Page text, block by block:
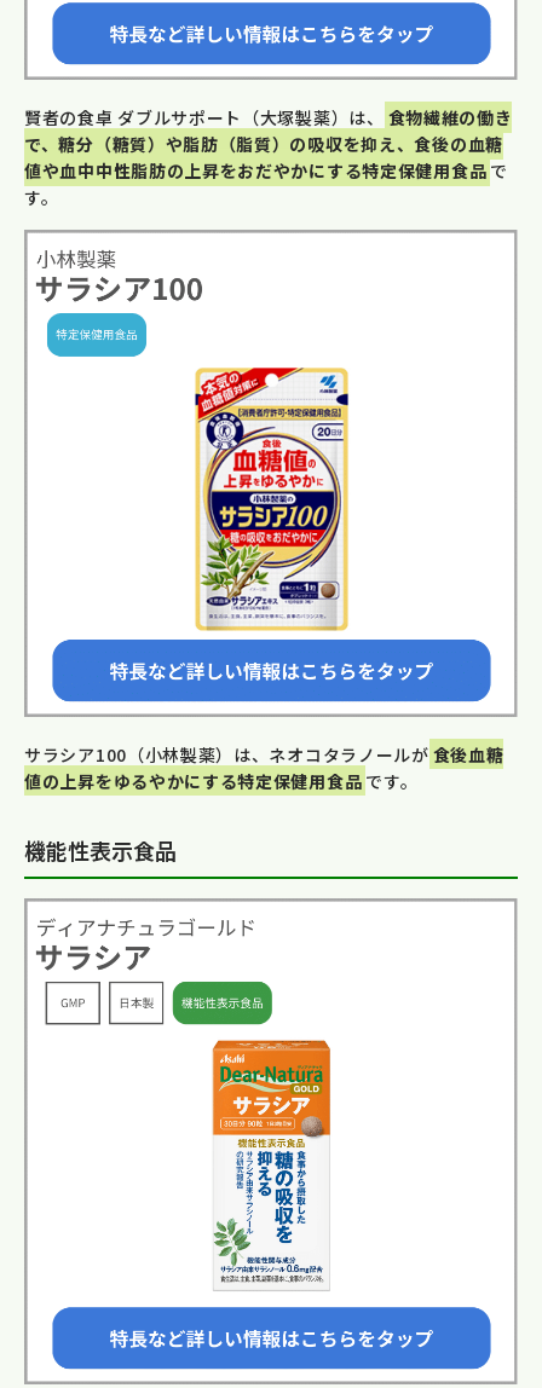
賢者の食卓 ダブルサポート（大塚製薬）は、
食物繊維の働き
で、糖分（糖質）や脂肪（脂質）の吸収を抑え、食後の血糖
値や血中中性脂肪の上昇をおだやかにする特定保健用食品 で
す。
サラシア100（小林製薬）は、ネオコタラノールが 食後血糖
値の上昇をゆるやかにする特定保健用食品 です。
機能性表示食品